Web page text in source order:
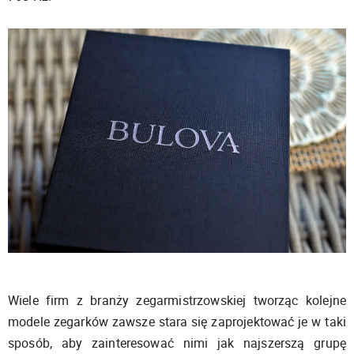
Wiele firm z branży zegarmistrzowskiej tworząc kolejne
modele zegarków zawsze stara się zaprojektować je w taki
sposób, aby zainteresować nimi jak najszerszą grupę